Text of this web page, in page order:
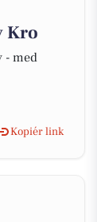
Kro
- med
Kopiér link